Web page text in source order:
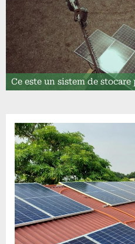
Ce este un sistem de